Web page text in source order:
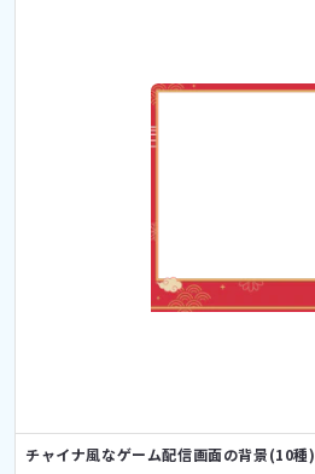
チャイナ風なゲーム配信画面の背景(10種)